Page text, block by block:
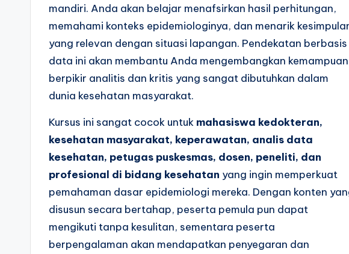
mandiri. Anda akan belajar menafsirkan hasil perhitungan,
memahami konteks epidemiologinya, dan menarik
yang relevan dengan situasi lapangan. Pendekatan berbasis
data ini akan membantu Anda mengembangkan kemampuan
berpikir analitis dan kritis yang sangat dibutuhkan dalam
dunia kesehatan masyarakat.
Kursus ini sangat cocok untuk mahasiswa kedokteran,
kesehatan masyarakat, keperawatan, analis data
kesehatan, petugas puskesmas, dosen, peneliti, dan
profesional di bidang kesehatan yang ingin memperkuat
pemahaman dasar epidemiologi mereka. Dengan konten
disusun secara bertahap, peserta pemula pun dapat
mengikuti tanpa kesulitan, sementara peserta
berpengalaman akan mendapatkan penyegaran dan